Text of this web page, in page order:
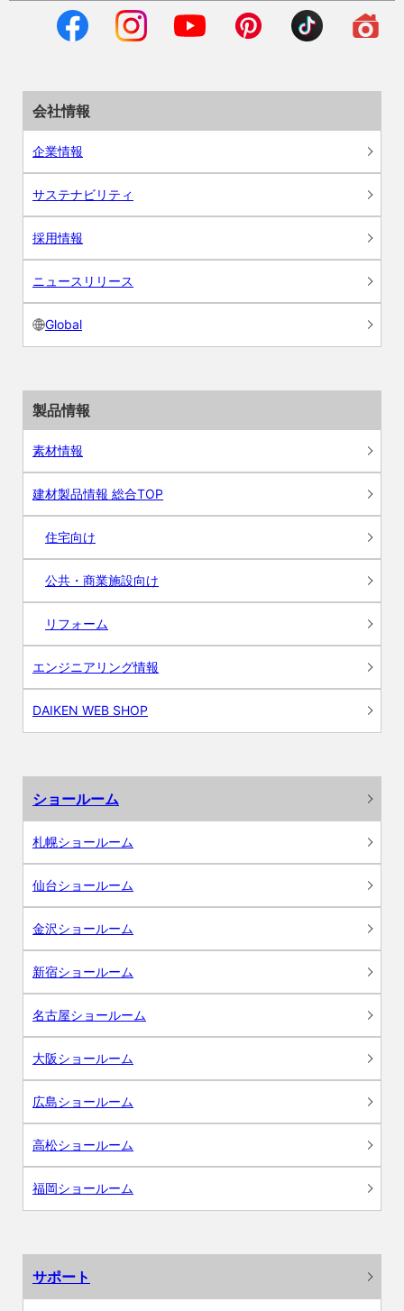
会社情報
企業情報
サステナビリティ
採用情報
ニュースリリース
Global
製品情報
素材情報
建材製品情報 総合TOP
住宅向け
公共・商業施設向け
リフォーム
エンジニアリング情報
DAIKEN WEB SHOP
ショールーム
札幌ショールーム
仙台ショールーム
金沢ショールーム
新宿ショールーム
名古屋ショールーム
大阪ショールーム
広島ショールーム
高松ショールーム
福岡ショールーム
サポート